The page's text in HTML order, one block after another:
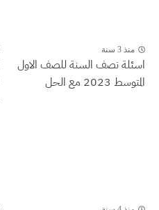
منذ 3 سنة
اسئلة نصف السنة للصف الاول
المتوسط 2023 مع الحل